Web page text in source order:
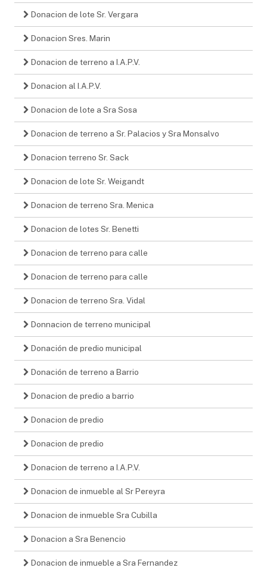
Donacion de lote Sr. Vergara
Donacion Sres. Marin
Donacion de terreno a I.A.P.V.
Donacion al I.A.P.V.
Donacion de lote a Sra Sosa
Donacion de terreno a Sr. Palacios y Sra Monsalvo
Donacion terreno Sr. Sack
Donacion de lote Sr. Weigandt
Donacion de terreno Sra. Menica
Donacion de lotes Sr. Benetti
Donacion de terreno para calle
Donacion de terreno para calle
Donacion de terreno Sra. Vidal
Donnacion de terreno municipal
Donación de predio municipal
Donación de terreno a Barrio
Donacion de predio a barrio
Donacion de predio
Donacion de predio
Donacion de terreno a I.A.P.V.
Donacion de inmueble al Sr Pereyra
Donacion de inmueble Sra Cubilla
Donacion a Sra Benencio
Donacion de inmueble a Sra Fernandez